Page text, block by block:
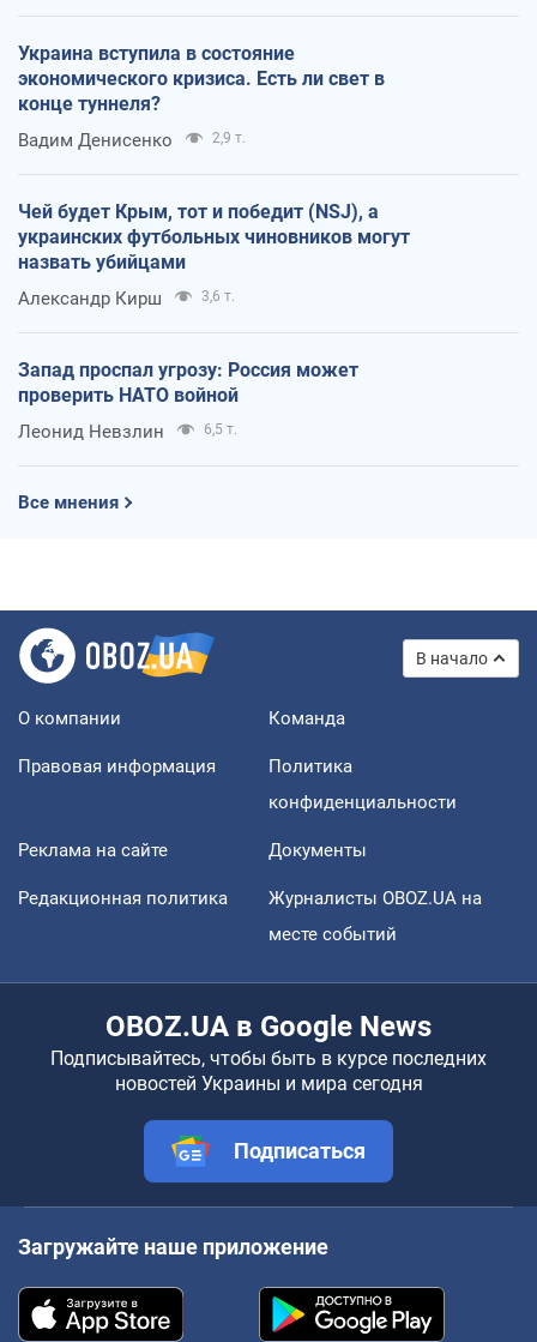
Украина вступила в состояние
экономического кризиса. Есть ли свет в
конце туннеля?
Вадим Денисенко 2,9 т.
Чей будет Крым, тот и победит (NSJ), а
украинских футбольных чиновников могут
назвать убийцами
Александр Кирш 3,6 т.
Запад проспал угрозу: Россия может
проверить НАТО войной
Леонид Невзлин 6,5 т.
Все мнения
В начало
О компании Команда
Правовая информация
Политика
конфиденциальности
Реклама на сайте Документы
Редакционная политика
Журналисты OBOZ.UA на
месте событий
OBOZ.UA в Google News
Подписывайтесь, чтобы быть в курсе последних
новостей Украины и мира сегодня
Подписаться
Загружайте наше приложение